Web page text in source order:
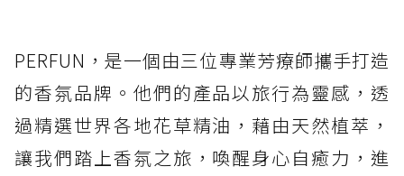
PERFUN，是一個由三位專業芳療師攜手打造
的香氛品牌。他們的產品以旅行為靈感，透
過精選世界各地花草精油，藉由天然植萃，
讓我們踏上香氛之旅，喚醒身心自癒力，進